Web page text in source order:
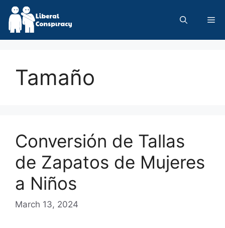
Skip
content
Tamaño
Conversión de Tallas
de Zapatos de Mujeres
a Niños
March 13, 2024